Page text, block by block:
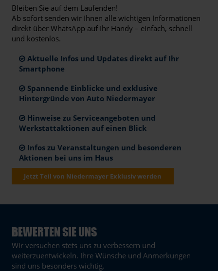
Bleiben Sie auf dem Laufenden!
Ab sofort senden wir Ihnen alle wichtigen Informationen
direkt über WhatsApp auf Ihr Handy – einfach, schnell
und kostenlos.
Aktuelle Infos und Updates direkt auf Ihr
Smartphone
Spannende Einblicke und exklusive
Hintergründe von Auto Niedermayer
Hinweise zu Serviceangeboten und
Werkstattaktionen auf einen Blick
Infos zu Veranstaltungen und besonderen
Aktionen bei uns im Haus
Jetzt Teil von Niedermayer Exklusiv werden
BEWERTEN SIE UNS
Wir versuchen stets uns zu verbessern und
weiterzuentwickeln. Ihre Wünsche und Anmerkungen
sind uns besonders wichtig.